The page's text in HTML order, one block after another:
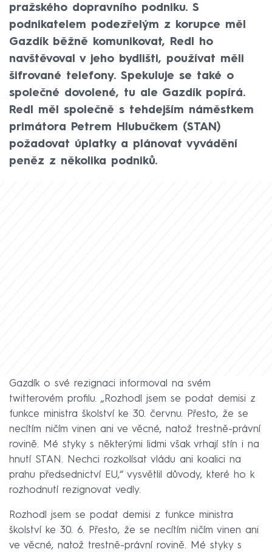
pražského dopravního podniku. S
podnikatelem podezřelým z korupce měl
Gazdík běžně komunikovat, Redl ho
navštěvoval v jeho bydlišti, používat měli
šifrované telefony. Spekuluje se také o
společné dovolené, tu ale Gazdík popírá.
Redl měl společně s tehdejším náměstkem
primátora Petrem Hlubučkem (STAN)
požadovat úplatky a plánovat vyvádění
peněz z několika podniků.
Gazdík o své rezignaci informoval na svém
twitterovém profilu. „Rozhodl jsem se podat demisi z
funkce ministra školství ke 30. červnu. Přesto, že se
necítím ničím vinen ani ve věcné, natož trestně-právní
rovině. Mé styky s některými lidmi však vrhají stín i na
hnutí STAN. Nechci rozkolísat vládu ani koalici na
prahu předsednictví EU,“ vysvětlil důvody, které ho k
rozhodnutí rezignovat vedly.
Rozhodl jsem se podat demisi z funkce ministra
školství ke 30. 6. Přesto, že se necítím ničím vinen ani
ve věcné, natož trestně-právní rovině. Mé styky s